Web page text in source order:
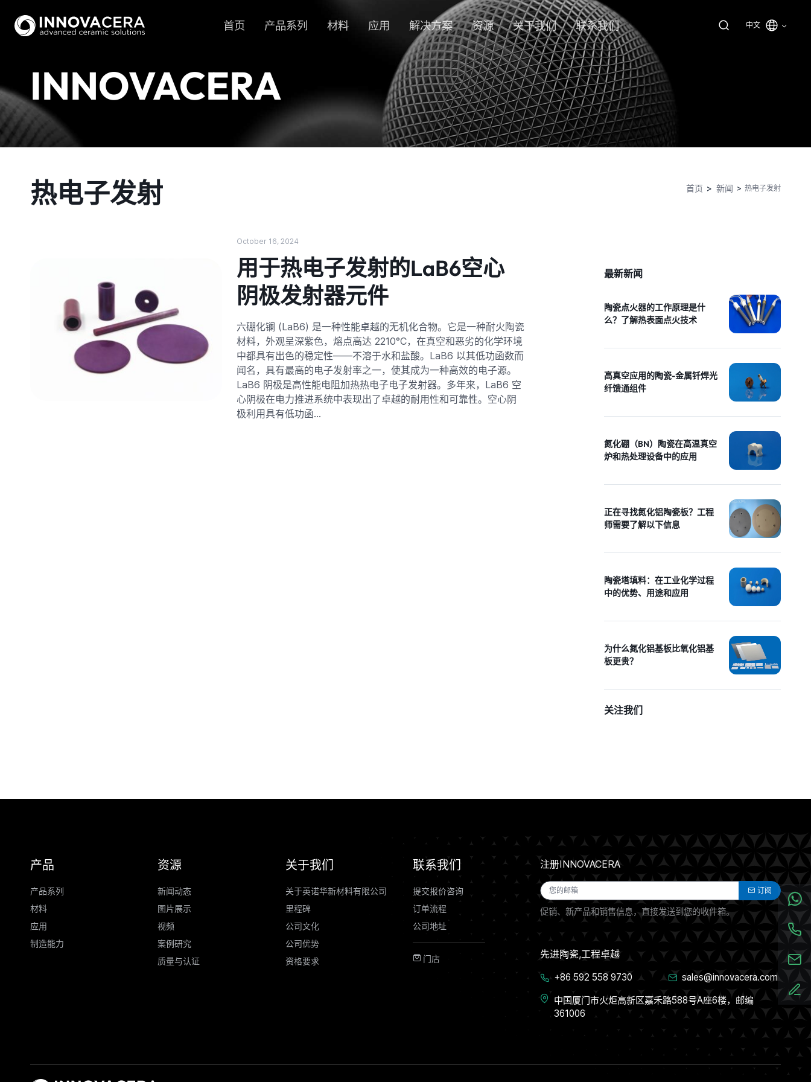
首页 产品系列 材料 应用 解决方案 资源 关于我们 联系我们 中文
INNOVACERA
热电子发射 首页 新闻 热电子发射
October 16, 2024
用于热电子发射的LaB6空心
阴极发射器元件
六硼化镧 (LaB6) 是一种性能卓越的无机化合物。它是一种耐火陶瓷
材料，外观呈深紫色，熔点高达 2210°C，在真空和恶劣的化学环境
中都具有出色的稳定性——不溶于水和盐酸。LaB6 以其低功函数而
闻名，具有最高的电子发射率之一，使其成为一种高效的电子源。
LaB6 阴极是高性能电阻加热热电子电子发射器。多年来，LaB6 空
心阴极在电力推进系统中表现出了卓越的耐用性和可靠性。空心阴
极利用具有低功函…
最新新闻
陶瓷点火器的工作原理是什
么？了解热表面点火技术
高真空应用的陶瓷-金属钎焊光
纤馈通组件
氮化硼（BN）陶瓷在高温真空
炉和热处理设备中的应用
正在寻找氮化铝陶瓷板？工程
师需要了解以下信息
陶瓷塔填料：在工业化学过程
中的优势、用途和应用
为什么氮化铝基板比氧化铝基
板更贵？
关注我们
产品
产品系列
材料
应用
制造能力
资源
新闻动态
图片展示
视频
案例研究
质量与认证
关于我们
关于英诺华新材料有限公司
里程碑
公司文化
公司优势
资格要求
联系我们
提交报价咨询
订单流程
公司地址
门店
注册INNOVACERA
订阅
促销、新产品和销售信息，直接发送到您的收件箱。
先进陶瓷,工程卓越
+86 592 558 9730
sales@innovacera.com
中国厦门市火炬高新区嘉禾路588号A座6楼，邮编
361006